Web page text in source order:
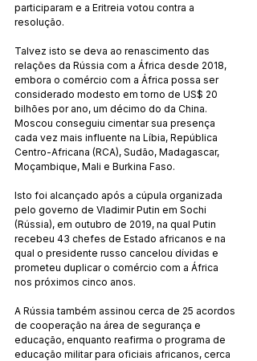
participaram e a Eritreia votou contra a
resolução.
Talvez isto se deva ao renascimento das
relações da Rússia com a África desde 2018,
embora o comércio com a África possa ser
considerado modesto em torno de US$ 20
bilhões por ano, um décimo do da China.
Moscou conseguiu cimentar sua presença
cada vez mais influente na Líbia, República
Centro-Africana (RCA), Sudão, Madagascar,
Moçambique, Mali e Burkina Faso.
Isto foi alcançado após a cúpula organizada
pelo governo de Vladimir Putin em Sochi
(Rússia), em outubro de 2019, na qual Putin
recebeu 43 chefes de Estado africanos e na
qual o presidente russo cancelou dívidas e
prometeu duplicar o comércio com a África
nos próximos cinco anos.
A Rússia também assinou cerca de 25 acordos
de cooperação na área de segurança e
educação, enquanto reafirma o programa de
educação militar para oficiais africanos, cerca